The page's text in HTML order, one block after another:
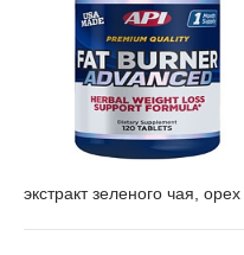
экстракт зеленого чая,